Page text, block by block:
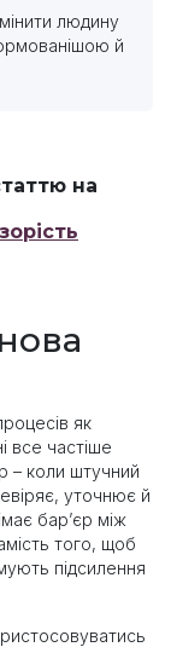
людину
й
на
як
все частіше
– коли штучний
уточнює й
бар’єр між
того, щоб
підсилення